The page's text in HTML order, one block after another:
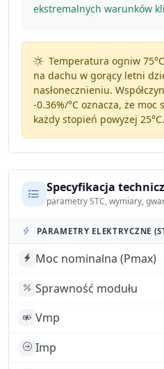
ekstremalnych warunków
Temperatura ogniw
na dachu w gorący letni
nasłonecznieniu.
-0.36%/°Coznacza, że moc
każdy stopień powyżej 25°C.
Specyfikacja
parametry STC, wymiary,
PARAMETRY ELEKTRYCZNE
Moc nominalna (Pmax)
Sprawność modułu
Vmp
Imp